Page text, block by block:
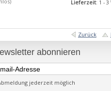
Lieferzeit: 1 - 3
Zurück
abonnieren
jederzeit möglich